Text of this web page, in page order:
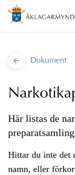
Dokument
Här listas de
Hittar du inte det
namn, eller